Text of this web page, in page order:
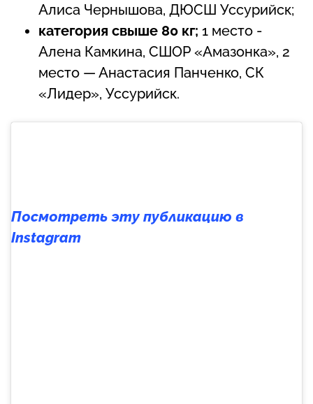
Алиса Чернышова, ДЮСШ Уссурийск;
категория свыше 80 кг; 1 место -
Алена Камкина, СШОР «Амазонка», 2
место — Анастасия Панченко, СК
«Лидер», Уссурийск.
Посмотреть эту публикацию в
Instagram